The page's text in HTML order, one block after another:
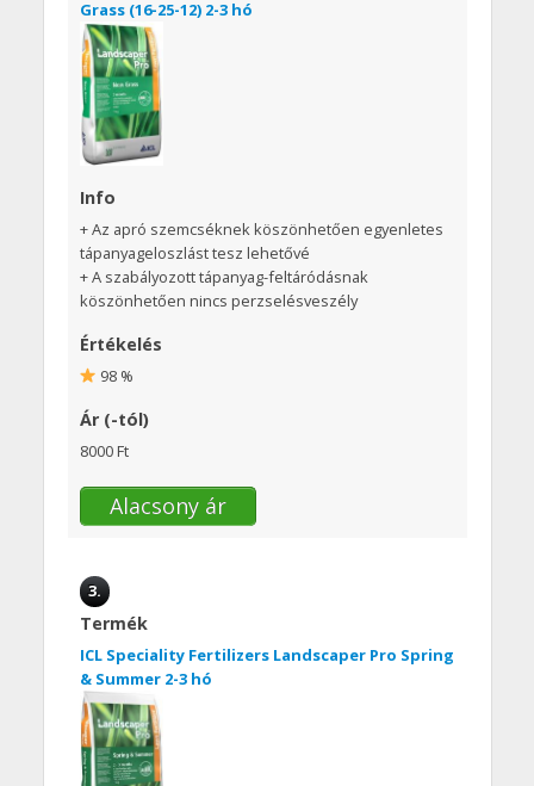
Grass (16-25-12) 2-3 hó
Info
+ Az apró szemcséknek köszönhetően egyenletes
tápanyageloszlást tesz lehetővé
+ A szabályozott tápanyag-feltáródásnak
köszönhetően nincs perzselésveszély
Értékelés
98 %
Ár (-tól)
8000 Ft
Alacsony ár
3.
Termék
ICL Speciality Fertilizers Landscaper Pro Spring
& Summer 2-3 hó